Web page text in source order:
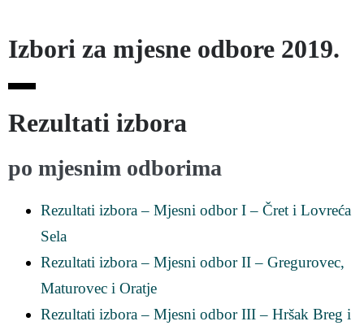
Izbori za mjesne odbore 2019.
Rezultati izbora
po mjesnim odborima
Rezultati izbora – Mjesni odbor I – Čret i Lovreća
Sela
Rezultati izbora – Mjesni odbor II – Gregurovec,
Maturovec i Oratje
Rezultati izbora – Mjesni odbor III – Hršak Breg i